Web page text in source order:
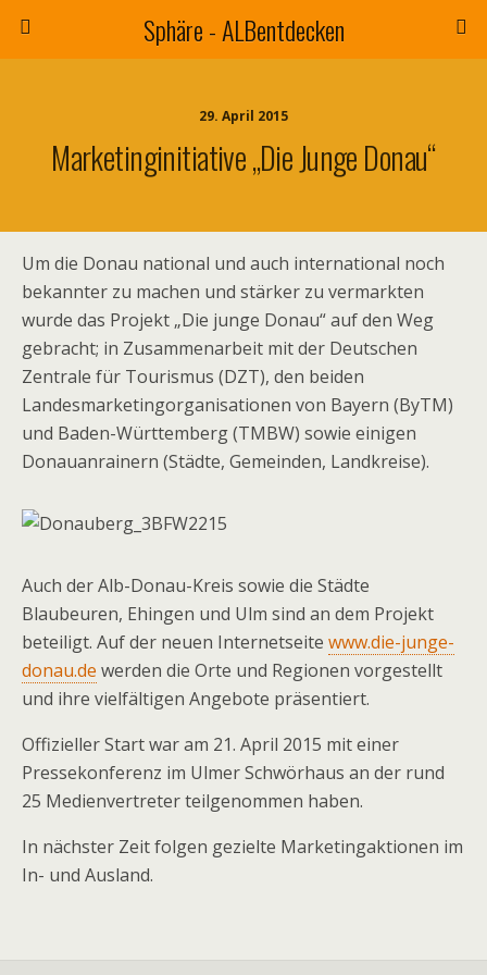
Sphäre - ALBentdecken
29. April 2015
Marketinginitiative „Die Junge Donau“
Um die Donau national und auch international noch
bekannter zu machen und stärker zu vermarkten
wurde das Projekt „Die junge Donau“ auf den Weg
gebracht; in Zusammenarbeit mitder Deutschen
Zentrale für Tourismus (DZT), den beiden
Landesmarketingorganisationen von Bayern (ByTM)
und Baden-Württemberg (TMBW) sowie einigen
Donauanrainern (Städte, Gemeinden, Landkreise).
Auch der Alb-Donau-Kreis sowie die Städte
Blaubeuren, Ehingen und Ulm sind an dem Projekt
beteiligt. Auf der neuen Internetseite www.die-junge-
donau.de werden die Orte und Regionen vorgestellt
und ihre vielfältigen Angebote präsentiert.
Offizieller Start war am 21. April 2015 mit einer
Pressekonferenz im Ulmer Schwörhaus an der rund
25 Medienvertreter teilgenommen haben.
In nächster Zeit folgen gezielte Marketingaktionen im
In- und Ausland.